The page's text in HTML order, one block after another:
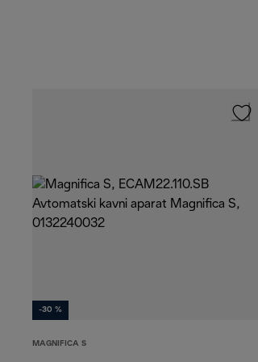
-30 %
MAGNIFICA S